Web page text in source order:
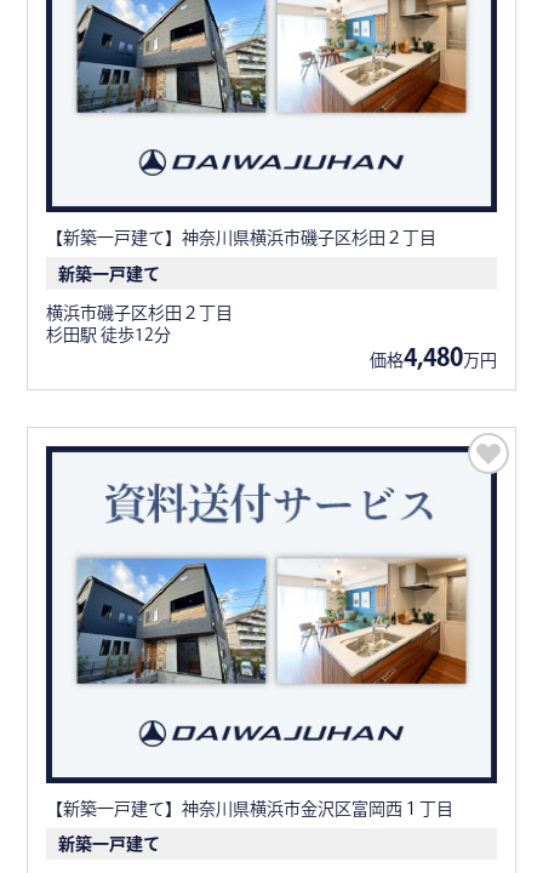
【新築一戸建て】神奈川県横浜市磯子区杉田２丁目
新築一戸建て
横浜市磯子区杉田２丁目
杉田駅 徒歩12分
価格4,480万円
【新築一戸建て】神奈川県横浜市金沢区富岡西１丁目
新築一戸建て